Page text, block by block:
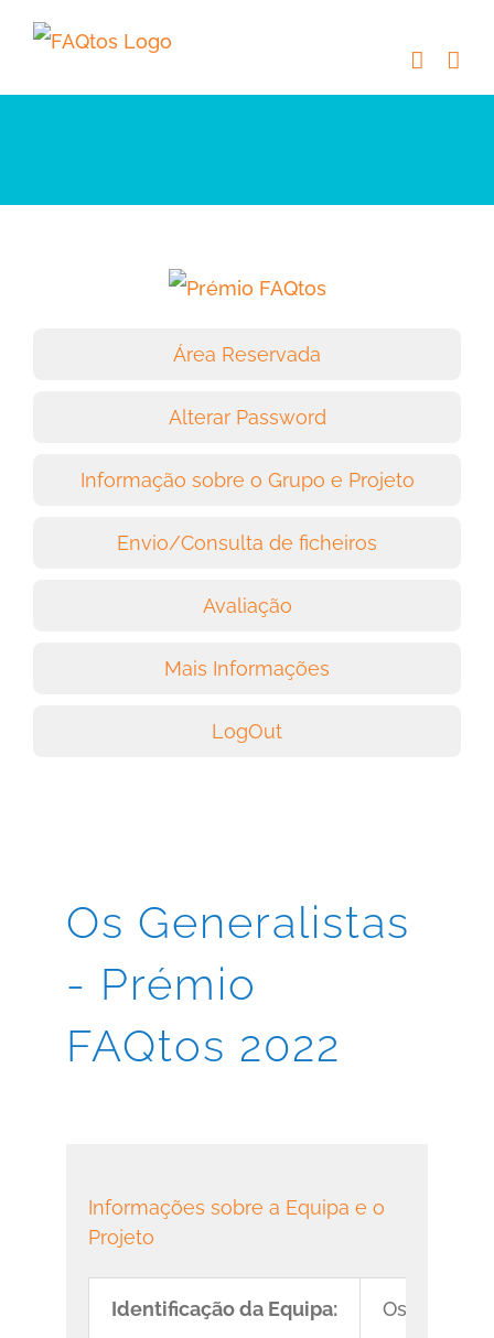
Skip
content
Os Generalistas
- Prémio
FAQtos 2022
Informações sobre a Equipa e o
Projeto
Identificação da Equipa: Os
Área Reservada
Alterar Password
Informação sobre o Grupo e Projeto
Envio/Consulta de ficheiros
Avaliação
Mais Informações
LogOut